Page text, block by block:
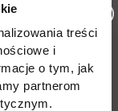
treści
i
o tym, jak
partnerom
uczelnia